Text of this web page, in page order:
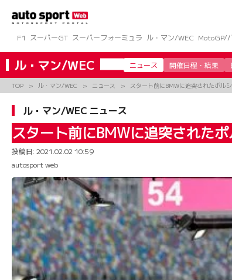
ツ
へ
ス
キ
ッ
F1
スーパーGT スーパーフォーミュラ ル・マン/WEC MotoGP/
ル・マン/WEC ニュース 開催日程・結果
TOP ル・マン/WEC ニュース スタート前にBMWに追突されたポル
ル・マン/WEC ニュース
スタート前にBMWに追突された
投稿日: 2021.02.02 10:59
autosport web